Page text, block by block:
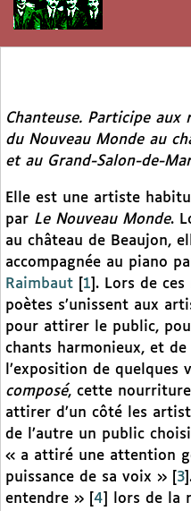
Chanteuse. Participe
du Nouveau Mondeau
et au Grand-Salon-de-
Elle est une artiste
par Le Nouveau Monde.
au château de Beaujon,
accompagnée au piano
Raimbaut
1 . Lors de
poètes s’unissent aux
pour attirer le public,
chants harmonieux, et
l’exposition de quelques
composé, cette nourriture
attirer d’un côté les
de l’autre un public
« a attiré une attention
puissance de sa voix »
3
entendre »
4
lors de la